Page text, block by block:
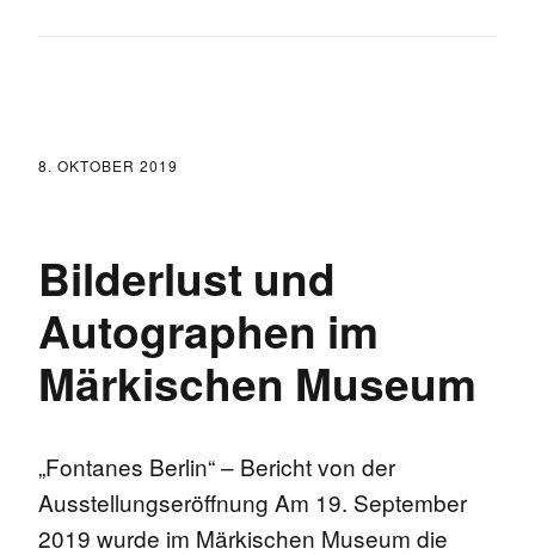
8. OKTOBER 2019
Bilderlust und
Autographen im
Märkischen Museum
„Fontanes Berlin“ – Bericht von der
Ausstellungseröffnung Am 19. September
2019 wurde im Märkischen Museum die